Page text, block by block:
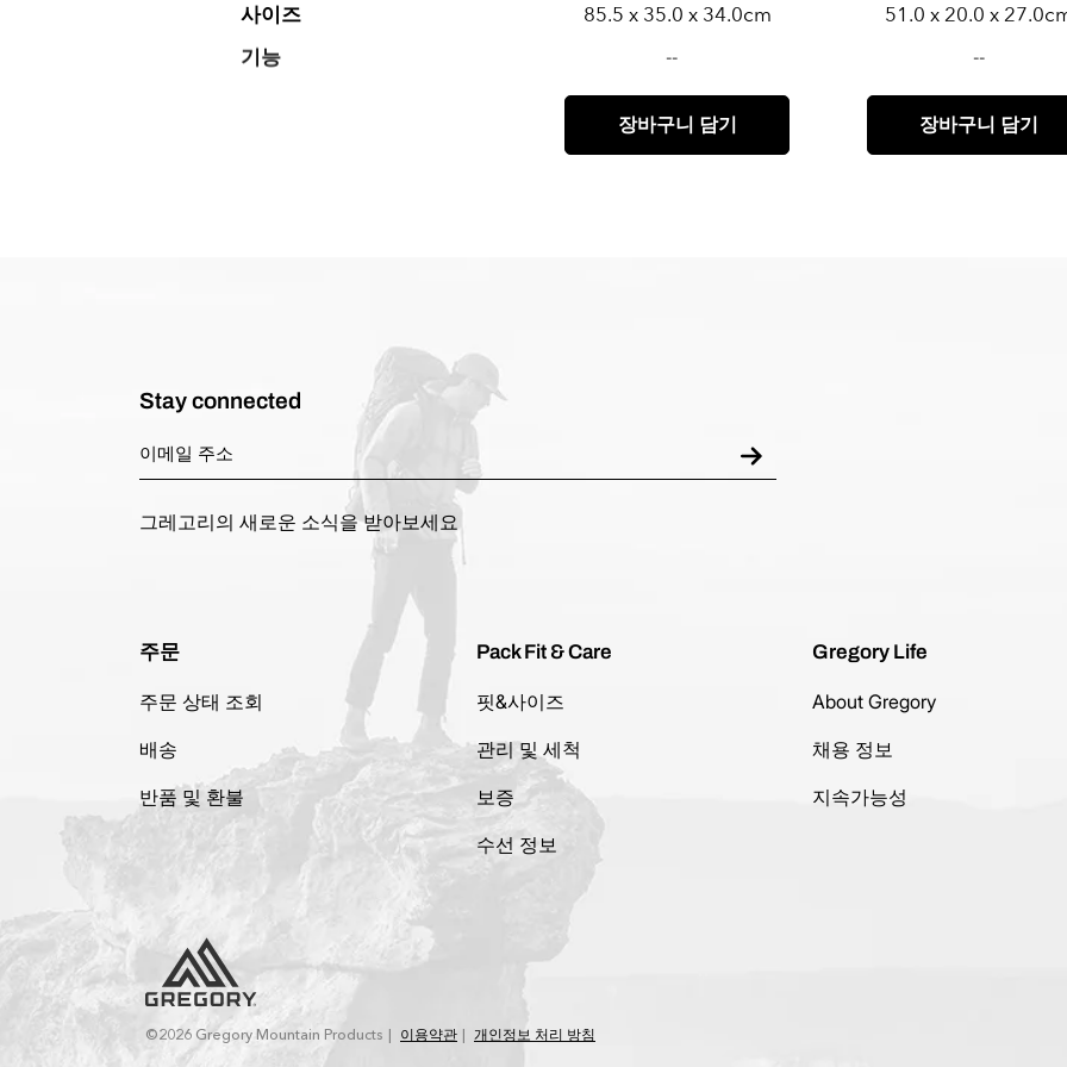
사이즈 85.5 x 35.0 x 34.0cm
기능 --
장바구니 담기
51.0 x 20.0 x
--
장바구니 담기
Stay connected
그레고리의 새로운 소식을 받아보세요
주문
주문 상태 조회
배송
반품 및 환불
Pack Fit & Care
핏&사이즈
관리 및 세척
보증
수선 정보
Gregory Life
About Gregory
채용 정보
지속가능성
©2026 Gregory Mountain Products 이용약관
개인정보 처리 방침